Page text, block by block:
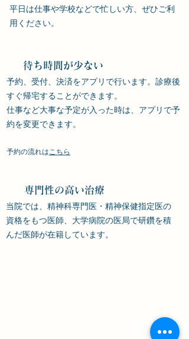
平日は仕事や学校などで忙しい方、ぜひご利
用ください。
待ち時間が少ない
予約、受付、決済をアプリで行います。診療後
すぐ帰宅することができます。
仕事など大事な予定が入った時は、アプリで予
約を変更できます。
​予約の流れはこちら
​ 専門性の高い治療
​当院では、精神科専門医・精神保健指定医の
資格をもつ医師、大学病院の医局で研鑽を積
んだ医師が在籍しています。